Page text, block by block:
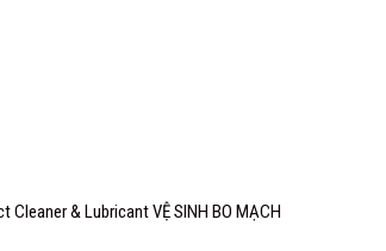
Cleaner & Lubricant VỆ SINH BO MẠCH